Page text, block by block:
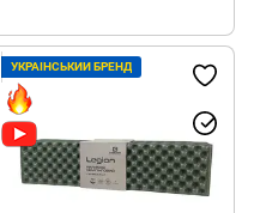
УКРАЇНСЬКИЙ БРЕНД